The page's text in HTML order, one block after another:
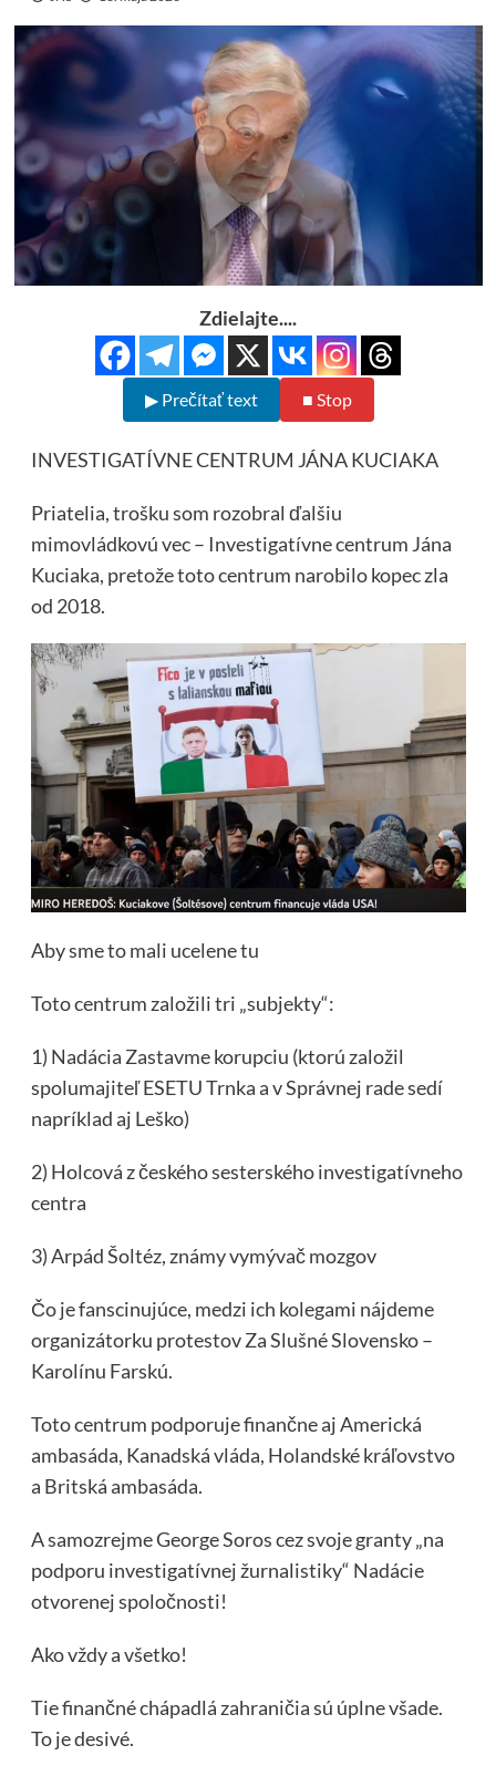
Zdielajte....
▶ Prečítať text ■ Stop
INVESTIGATÍVNE CENTRUM JÁNA KUCIAKA
Priatelia, trošku som rozobral ďalšiu
mimovládkovú vec – Investigatívne centrum Jána
Kuciaka, pretože toto centrum narobilo kopec zla
od 2018.
Aby sme to mali ucelene tu
Toto centrum založili tri „subjekty“:
1) Nadácia Zastavme korupciu (ktorú založil
spolumajiteľ ESETU Trnka a v Správnej rade sedí
napríklad aj Leško)
2) Holcová z českého sesterského investigatívneho
centra
3) Arpád Šoltéz, známy vymývač mozgov
Čo je fanscinujúce, medzi ich kolegami nájdeme
organizátorku protestov Za Slušné Slovensko –
Karolínu Farskú.
Toto centrum podporuje finančne aj Americká
ambasáda, Kanadská vláda, Holandské kráľovstvo
a Britská ambasáda.
A samozrejme George Soros cez svoje granty „na
podporu investigatívnej žurnalistiky“ Nadácie
otvorenej spoločnosti!
Ako vždy a všetko!
Tie finančné chápadlá zahraničia sú úplne všade.
To je desivé.